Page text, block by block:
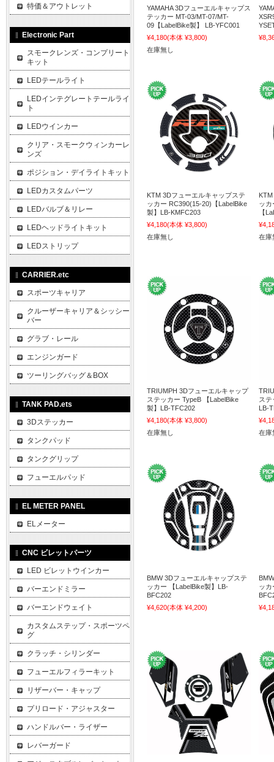
YAMAHA 3Dフューエルキャップス
テッカー MT-03/MT-07/MT-
09【LabelBike製】 LB-YFC001
¥4,180(本体 ¥3,800)
在庫無し
KTM 3Dフューエルキャップステ
ッカー RC390(15-20)【LabelBike
製】LB-KMFC203
¥4,180(本体 ¥3,800)
在庫無し
ッ
【
在庫
TRIUMPH 3Dフューエルキャップ
ステッカー TypeB 【LabelBike
製】LB-TFC202
¥4,180(本体 ¥3,800)
在庫無し
ステ
LB-
在庫
BMW 3Dフューエルキャップステ
ッカー 【LabelBike製】LB-
BFC202
¥4,620(本体 ¥4,200)
ッ
特価＆アウトレット
Electronic Part
スモークレンズ・コンプリート
キット
LEDテールライト
LEDインテグレートテールライ
ト
LEDウインカー
クリア・スモークウィンカーレ
ンズ
ポジション・デイライトキット
LEDカスタムパーツ
LEDバルブ＆リレー
LEDヘッドライトキット
LEDストリップ
CARRIER.etc
スポーツキャリア
クルーザーキャリア＆シッシー
バー
グラブ・レール
エンジンガード
ツーリングバッグ＆BOX
TANK PAD.ets
3Dステッカー
タンクパッド
タンクグリップ
フューエルパッド
EL METER PANEL
ELメーター
CNC ビレットパーツ
LED ビレットウインカー
バーエンドミラー
バーエンドウェイト
カスタムステップ・スポーツペ
グ
クラッチ・シリンダー
フューエルフィラーキット
リザーバー・キャップ
プリロード・アジャスター
ハンドルバー・ライザー
レバーガード